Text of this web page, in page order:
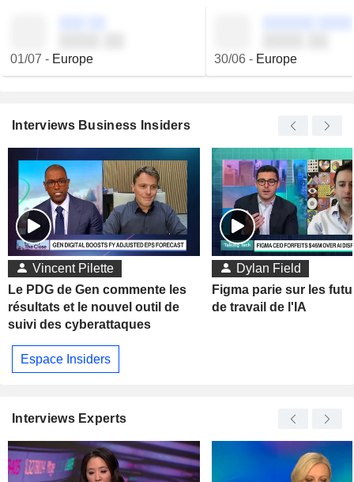
01/07 - Europe 30/06- Europe
Interviews Business Insiders
Vincent Pilette
Le PDG de Gen commente les
résultats et le nouvel outil de
suivi des cyberattaques
Dylan Field
Figma parie sur les
de travail de l'IA
Espace Insiders
Interviews Experts